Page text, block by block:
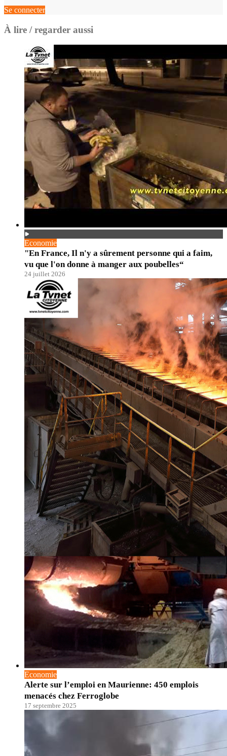
Se connecter
À lire / regarder aussi
Economie
"En France, Il n'y a sûrement personne qui a faim,
vu que l'on donne à manger aux poubelles“
24 juillet 2026
Economie
Alerte sur l’emploi en Maurienne: 450 emplois
menacés chez Ferroglobe
17 septembre 2025